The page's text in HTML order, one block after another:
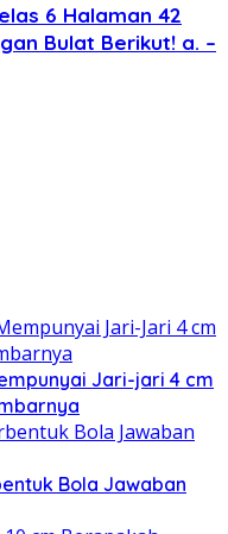
6 Halaman 42
Bulat Berikut! a. –
Jari-jari 4 cm
Bola Jawaban